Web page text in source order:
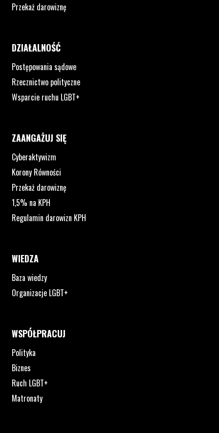
Przekaż darowiznę
DZIAŁALNOŚĆ
Postępowania sądowe
Rzecznictwo polityczne
Wsparcie ruchu LGBT+
ZAANGAŻUJ SIĘ
Cyberaktywizm
Korony Równości
Przekaż darowiznę
1,5% na KPH
Regulamin darowizn KPH
WIEDZA
Baza wiedzy
Organizacje LGBT+
WSPÓŁPRACUJ
Polityka
Biznes
Ruch LGBT+
Matronaty